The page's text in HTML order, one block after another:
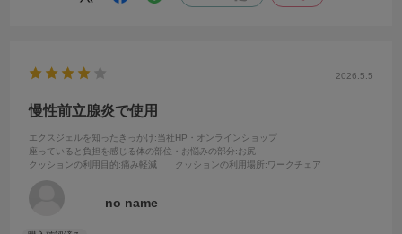
め、結果的に、座面がフラットで腰やお尻への負担が少ないスタンダ
も全体の3/4くらいまで長くしたほうが、お尻への負担をもっと減らせ
このあたりは、人によって評価が変わってくるところだと思いますの
てから納得のうえで購入することを強くおすすめします。
2026.5.5
慢性前立腺炎で使用
エクスジェルを知ったきっかけ :当社HP・オンラインショップ
座っていると負担を感じる体の部位・お悩みの部分:お尻
クッションの利用目的:痛み軽減 クッションの利用場所:ワークチェア
no name